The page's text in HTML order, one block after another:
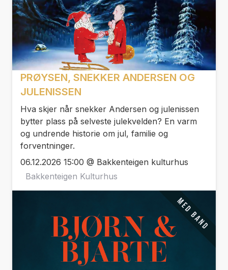
PRØYSEN, SNEKKER ANDERSEN OG
JULENISSEN
Hva skjer når snekker Andersen og julenissen
bytter plass på selveste julekvelden? En varm
og undrende historie om jul, familie og
forventninger.
06.12.2026 15:00 @ Bakkenteigen kulturhus
Bakkenteigen Kulturhus